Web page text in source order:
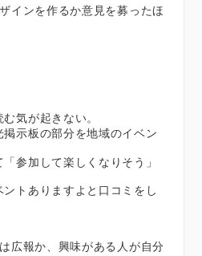
インを作るか意見を募ったほ
気が起きない。
示板の部分を地域のイベン
参加して楽しくなりそう」
トありますよと口コミをし
広報か、興味がある人が自分